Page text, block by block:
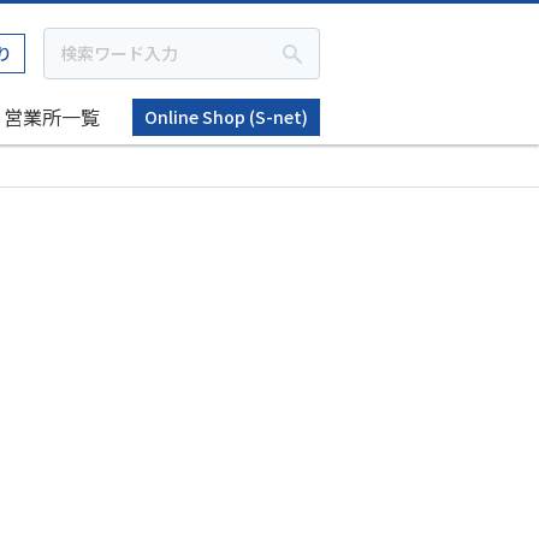
営業所一覧
Online Shop (S-net)